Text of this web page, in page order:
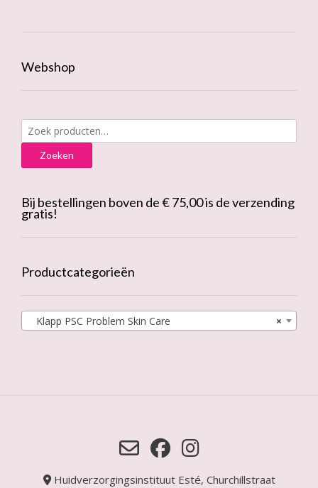
Webshop
Zoeken
naar:
Zoeken
Bij bestellingen boven de € 75,00 is de verzending
gratis!
Productcategorieën
×
Klapp PSC Problem Skin Care
Huidverzorgingsinstituut Esté, Churchillstraat